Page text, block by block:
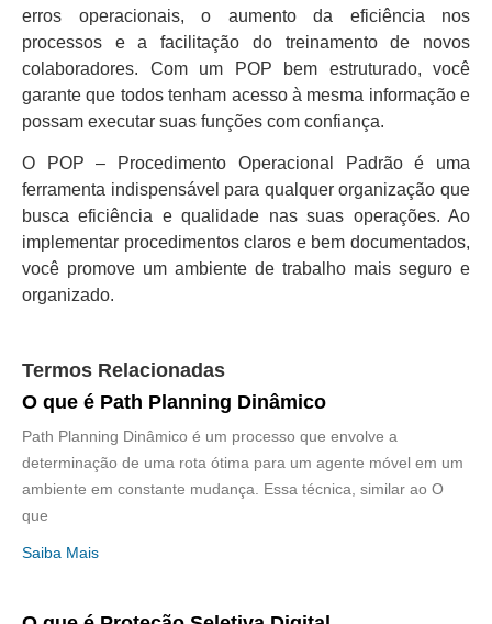
erros operacionais, o aumento da eficiência nos
processos e a facilitação do treinamento de novos
colaboradores. Com um POP bem estruturado, você
garante que todos tenham acesso à mesma informação e
possam executar suas funções com confiança.
O POP – Procedimento Operacional Padrão é uma
ferramenta indispensável para qualquer organização que
busca eficiência e qualidade nas suas operações. Ao
implementar procedimentos claros e bem documentados,
você promove um ambiente de trabalho mais seguro e
organizado.
Termos Relacionadas
O que é Path Planning Dinâmico
Path Planning Dinâmico é um processo que envolve a
determinação de uma rota ótima para um agente móvel em um
ambiente em constante mudança. Essa técnica, similar ao O
que
Saiba Mais